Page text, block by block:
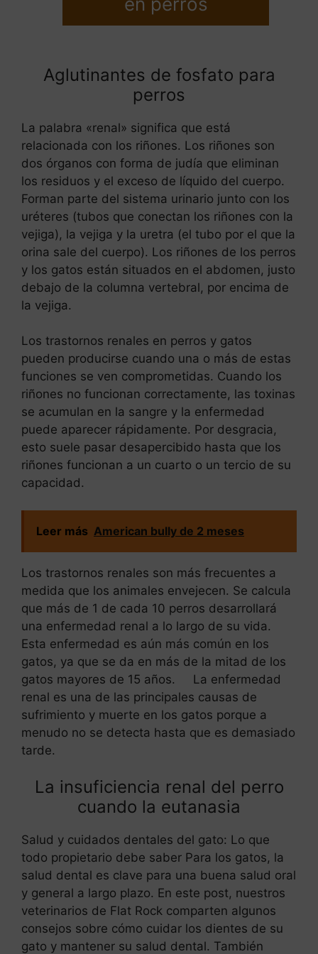
Aglutinantes de fosfato para
perros
La palabra «renal» significa que está
relacionada con los riñones. Los riñones son
dos órganos con forma de judía que eliminan
los residuos y el exceso de líquido del cuerpo.
Forman parte del sistema urinario junto con los
uréteres (tubos que conectan los riñones con la
vejiga), la vejiga y la uretra (el tubo por el que la
orina sale del cuerpo). Los riñones de los perros
y los gatos están situados en el abdomen, justo
debajo de la columna vertebral, por encima de
la vejiga.
Los trastornos renales en perros y gatos
pueden producirse cuando una o más de estas
funciones se ven comprometidas. Cuando los
riñones no funcionan correctamente, las toxinas
se acumulan en la sangre y la enfermedad
puede aparecer rápidamente. Por desgracia,
esto suele pasar desapercibido hasta que los
riñones funcionan a un cuarto o un tercio de su
capacidad.
Leer más American bully de 2 meses
Los trastornos renales son más frecuentes a
medida que los animales envejecen. Se calcula
que más de 1 de cada 10 perros desarrollará
una enfermedad renal a lo largo de su vida.
Esta enfermedad es aún más común en los
gatos, ya que se da en más de la mitad de los
gatos mayores de 15 años. La enfermedad
renal es una de las principales causas de
sufrimiento y muerte en los gatos porque a
menudo no se detecta hasta que es demasiado
tarde.
La insuficiencia renal del perro
cuando la eutanasia
Salud y cuidados dentales del gato: Lo que
todo propietario debe saber Para los gatos, la
salud dental es clave para una buena salud oral
y general a largo plazo. En este post, nuestros
veterinarios de Flat Rock comparten algunos
consejos sobre cómo cuidar los dientes de su
gato y mantener su salud dental. También